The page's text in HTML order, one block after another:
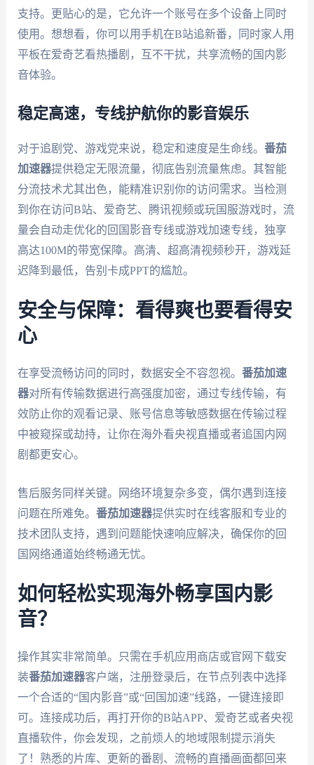
支持。更贴心的是，它允许一个账号在多个设备上同时
使用。想想看，你可以用手机在B站追新番，同时家人用
平板在爱奇艺看热播剧，互不干扰，共享流畅的国内影
音体验。
稳定高速，专线护航你的影音娱乐
对于追剧党、游戏党来说，稳定和速度是生命线。 番茄
加速器提供稳定无限流量，彻底告别流量焦虑。其智能
分流技术尤其出色，能精准识别你的访问需求。当检测
到你在访问B站、爱奇艺、腾讯视频或玩国服游戏时，流
量会自动走优化的回国影音专线或游戏加速专线，独享
高达100M的带宽保障。高清、超高清视频秒开，游戏延
迟降到最低，告别卡成PPT的尴尬。
安全与保障：看得爽也要看得安
心
在享受流畅访问的同时，数据安全不容忽视。 番茄加速
器对所有传输数据进行高强度加密，通过专线传输，有
效防止你的观看记录、账号信息等敏感数据在传输过程
中被窥探或劫持，让你在海外看央视直播或者追国内网
剧都更安心。
售后服务同样关键。网络环境复杂多变，偶尔遇到连接
问题在所难免。 番茄加速器提供实时在线客服和专业的
技术团队支持，遇到问题能快速响应解决，确保你的回
国网络通道始终畅通无忧。
如何轻松实现海外畅享国内影
音？
操作其实非常简单。只需在手机应用商店或官网下载安
装番茄加速器客户端，注册登录后，在节点列表中选择
一个合适的“国内影音”或“回国加速”线路，一键连接即
可。连接成功后，再打开你的B站APP、爱奇艺或者央视
直播软件，你会发现，之前烦人的地域限制提示消失
了！熟悉的片库、更新的番剧、流畅的直播画面都回来